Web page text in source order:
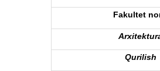
Fakultet
Qurilish